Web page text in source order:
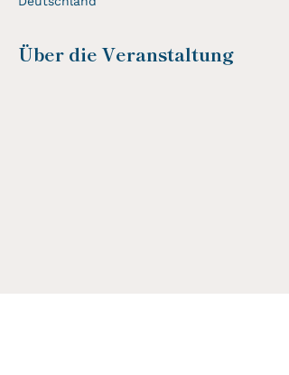
Über die Veranstaltung